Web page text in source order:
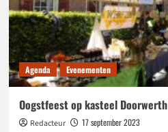
Agenda Evenementen
Oogstfeest op kasteel Doorwerth
Redacteur 17 september 2023